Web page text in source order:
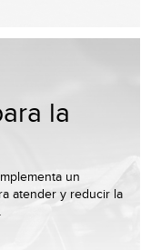
la
un
atender y reducir la